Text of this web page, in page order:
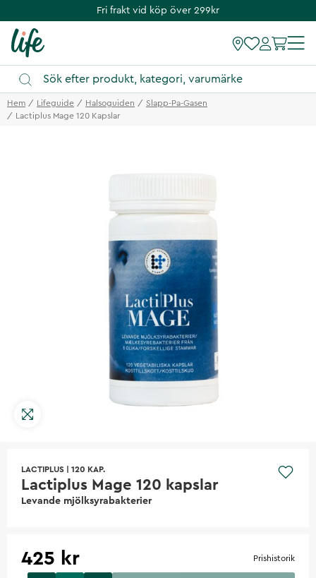
Fri frakt vid köp över 299kr
Hem Lifeguide Halsoguiden
Slapp-Pa-Gasen
Lactiplus Mage 120 Kapslar
LACTIPLUS 120 KAP.
Lactiplus Mage 120 kapslar
Levande mjölksyrabakterier
425 kr Prishistorik